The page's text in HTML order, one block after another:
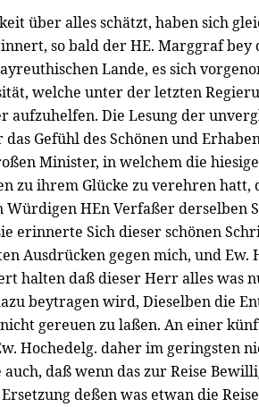
über alles schätzt, haben sich
so bald der HE. Marggraf
Lande, es sich
welche unter der letzten
aufzuhelfen. Die Lesung der
Gefühl des Schönen und
Minister, in welchem die
zu ihrem Glücke zu verehren hatt,
Würdigen HEn Verfaßer derselben
erinnerte Sich dieser schönen
Ausdrücken gegen mich, und Ew.
halten daß dieser Herr alles was
beytragen wird, Dieselben die
gereuen zu laßen. An einer
Hochedelg. daher im geringsten
daß wenn das zur Reise
deßen was etwan die